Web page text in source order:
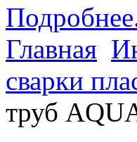
Главная
сварки
труб